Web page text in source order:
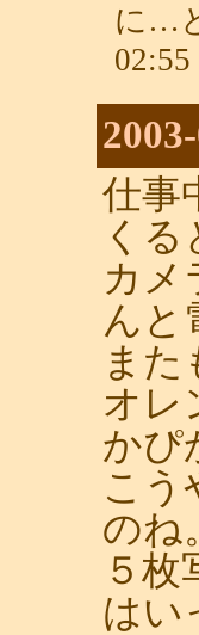
に…
02:55
仕事
くる
カメ
んと
また
オレ
かぴ
こう
のね
５
はい